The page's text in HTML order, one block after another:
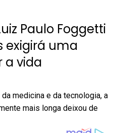
Paulo Foggetti
exigirá uma
a vida
medicina e da tecnologia, a
mais longa deixou de